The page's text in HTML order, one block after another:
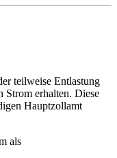
teilweise Entlastung
Strom erhalten. Diese
Hauptzollamt
als